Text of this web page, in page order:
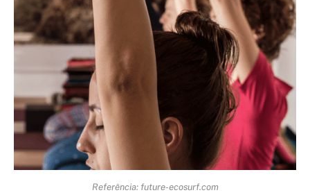
Referência: future-ecosurf.com